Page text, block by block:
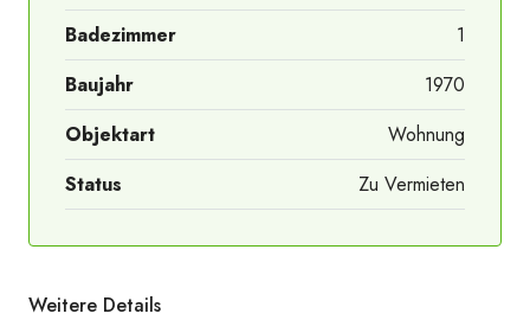
Badezimmer
1
Baujahr
1970
Objektart
Wohnung
Status
Zu Vermieten
Weitere Details